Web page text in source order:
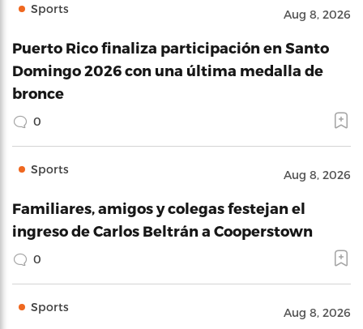
Sports Aug 8, 2026
Puerto Rico finaliza participación en Santo
Domingo 2026 con una última medalla de
bronce
0
Sports Aug 8, 2026
Familiares, amigos y colegas festejan el
ingreso de Carlos Beltrán a Cooperstown
0
Sports Aug 8, 2026